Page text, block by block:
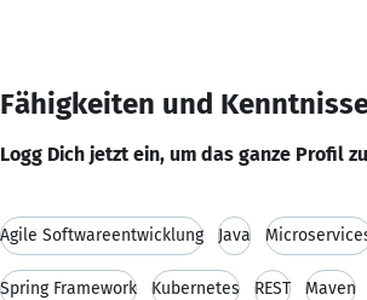
Fähigkeiten und
Logg Dich jetzt ein, um das ganze Profil
Agile Softwareentwicklung Java
Spring Framework Kubernetes REST Maven